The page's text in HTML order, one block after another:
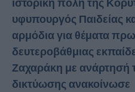
υφυπουργός Παιδείας
αρμόδια για θέματα
δευτεροβάθμιας
Ζαχαράκη με ανάρτησή
δικτύωσης ανακοίνωσε